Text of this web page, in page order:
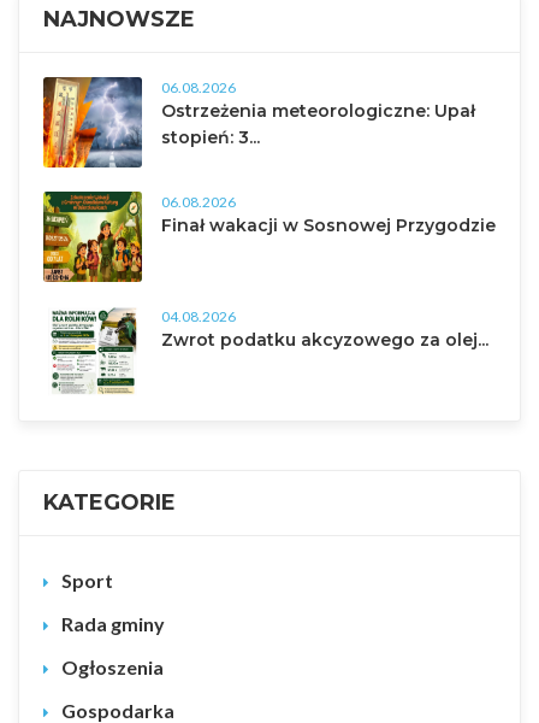
NAJNOWSZE
06.08.2026
Ostrzeżenia meteorologiczne: Upał
stopień: 3...
06.08.2026
Finał wakacji w Sosnowej Przygodzie
04.08.2026
Zwrot podatku akcyzowego za olej...
KATEGORIE
Sport
Rada gminy
Ogłoszenia
Gospodarka